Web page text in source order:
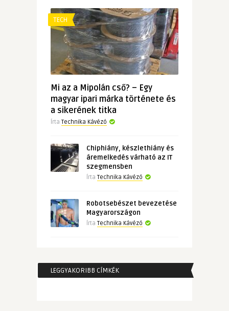
TECH
Mi az a Mipolán cső? – Egy
magyar ipari márka története és
a sikerének titka
Írta Technika Kávézó
Chiphiány, készlethiány és
áremelkedés várható az IT
szegmensben
Írta Technika Kávézó
Robotsebészet bevezetése
Magyarországon
Írta Technika Kávézó
LEGGYAKORIBB CÍMKÉK